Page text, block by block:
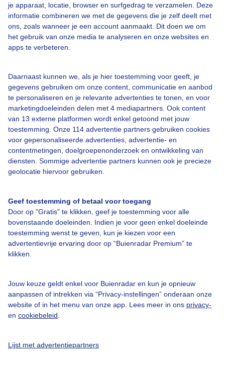
je apparaat, locatie, browser en surfgedrag te verzamelen. Deze
informatie combineren we met de gegevens die je zelf deelt met
ons, zoals wanneer je een account aanmaakt. Dit doen we om
het gebruik van onze media te analyseren en onze websites en
apps te verbeteren.
Daarnaast kunnen we, als je hier toestemming voor geeft, je
gegevens gebruiken om onze content, communicatie en aanbod
te personaliseren en je relevante advertenties te tonen, en voor
marketingdoeleinden delen met 4 mediapartners. Ook content
van 13 externe platformen wordt enkel getoond met jouw
toestemming. Onze 114 advertentie partners gebruiken cookies
voor gepersonaliseerde advertenties, advertentie- en
contentmetingen, doelgroepenonderzoek en ontwikkeling van
diensten. Sommige advertentie partners kunnen ook je precieze
geolocatie hiervoor gebruiken.
Geef toestemming of betaal voor toegang
Door op "Gratis" te klikken, geef je toestemming voor alle
bovenstaande doeleinden. Indien je voor geen enkel doeleinde
toestemming wenst te geven, kun je kiezen voor een
advertentievrije ervaring door op “Buienradar Premium” te
klikken.
Jouw keuze geldt enkel voor Buienradar en kun je opnieuw
aanpassen of intrekken via “Privacy-instellingen” onderaan onze
website of in het menu van onze app. Lees meer in ons privacy-
en cookiebeleid
Lijst met advertentiepartners
Bekijk slideshow
Een moment geduld aub...
Over Buienradar
Bedrijfsgegevens
Veelgestelde vragen
Contact
Toegankelijkheid
Adverteren
Buienradar Team